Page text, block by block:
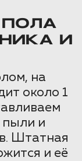
И
на
около 1
пыли и
Штатная
и её